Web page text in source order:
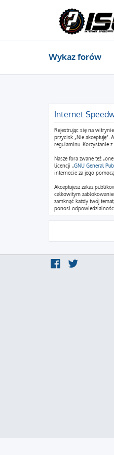
Wykaz forów
Internet
Rejestrując się na
przycisk „Nie
regulaminu. Korzystanie
Nasze fora zwane też
licencji „GNU General
internecie za jego
Akceptujesz zakaz
całkowitym
zamknąć każdy twój
ponosi